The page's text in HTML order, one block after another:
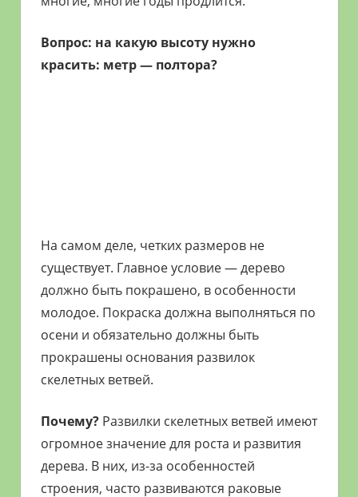
Вопрос: на какую высоту нужно
красить: метр — полтора?
На самом деле, четких размеров не
существует. Главное условие — дерево
должно быть покрашено, в особенности
молодое. Покраска должна выполняться по
осени и обязательно должны быть
прокрашены основания развилок
скелетных ветвей.
Почему? Развилки скелетных ветвей имеют
огромное значение для роста и развития
дерева. В них, из-за особенностей
строения, часто развиваются раковые